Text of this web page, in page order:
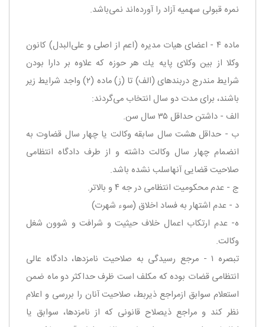
نمره قبولی سهمیه آزاد را آورده‌اند نمی‌باشد.
ماده ۴ - اعضای هیات مدیره (‌اعم از اصلی و علی‌البدل) كانون
وكلا از بین وكلای پایه یك هر حوزه كه علاوه بر دارا بودن
شرایط مندرج در‌بندهای (‌الف) تا (‌ز) ماده (۲) واجد شرایط زیر
باشند، برای مدت دو سال انتخاب می‌گردند:
‌الف - داشتن حداقل ۳۵ سال سن.
ب - حداقل هشت سال سابقه وكالت یا چهار سال قضاوت به
انضمام چهار سال وكالت داشته و از طرف دادگاه انتظامی
صلاحیت قضایی آنها‌سلب نشده باشد.
ج - عدم محكومیت انتظامی در جه ۴ و بالاتر.
‌د - عدم اشتهار به فساد اخلاق (‌سوء شهرت)
ه- عدم ارتكاب اعمال خلاف حیثیت و شرافت و شوون شغل
وكالت.
‌تبصره ۱ - مرجع رسیدگی به صلاحیت نامزدها، دادگاه عالی
انتظامی قضات بوده كه مكلف است ظرف حداكثر دو ماه ضمن
استعلام سوابق از‌مراجع ذیربط، صلاحیت آنان را بررسی و اعلام
نظر كند و مراجع ذیصلاح قانونی كه از نامزدها، سوابق یا